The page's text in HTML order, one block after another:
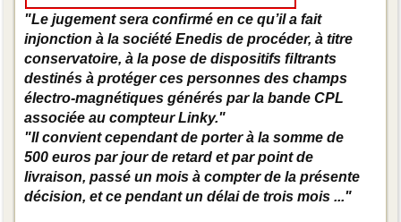
"Le jugement sera conﬁrmé en ce qu’il a fait
injonction à la société Enedis de procéder, à titre
conservatoire, à la pose de dispositifs ﬁltrants
destinés à protéger ces personnes des champs
électro-magnétiques générés par la bande CPL
associée au compteur Linky."
"Il convient cependant de porter à la somme de
500 euros par jour de retard et par point de
livraison, passé un mois à compter de la présente
décision, et ce pendant un délai de trois mois ..."